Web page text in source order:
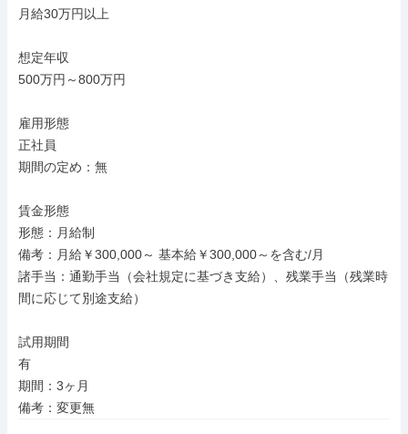
月給30万円以上
想定年収
500万円～800万円
雇用形態
正社員
期間の定め：無
賃金形態
形態：月給制
備考：月給￥300,000～ 基本給￥300,000～を含む/月
諸手当：通勤手当（会社規定に基づき支給）、残業手当（残業時
間に応じて別途支給）
試用期間
有
期間：3ヶ月
備考：変更無